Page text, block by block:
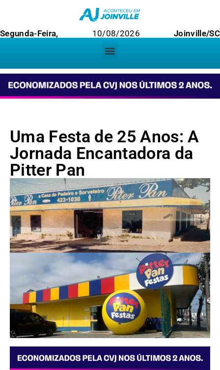
Segunda-Feira, 10/08/2026 Joinville/SC
Uma Festa de 25 Anos: A
Jornada Encantadora da
Pitter Pan